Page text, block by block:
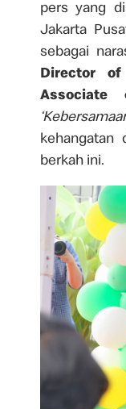
pers yang
Jakarta
sebagai
Director of
Associate
kehangatan
berkah ini.